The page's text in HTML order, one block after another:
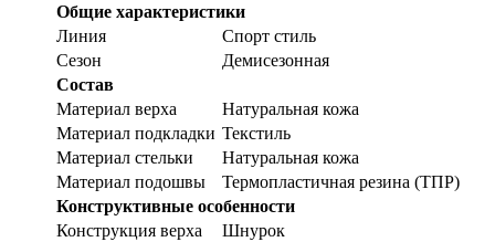
Общие характеристики
Линия
Спорт стиль
Сезон
Демисезонная
Состав
Материал верха
Натуральная кожа
Материал подкладки Текстиль
Материал стельки
Натуральная кожа
Материал подошвы
Термопластичная резина (ТПР)
Конструктивные особенности
Конструкция верха
Шнурок